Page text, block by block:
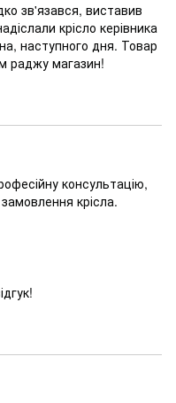
зв'язався, виставив
крісло керівника
наступного дня. Товар
раджу магазин!
консультацію,
крісла.